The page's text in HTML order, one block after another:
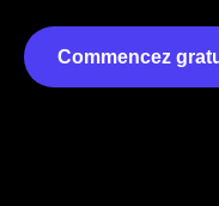
Commencez